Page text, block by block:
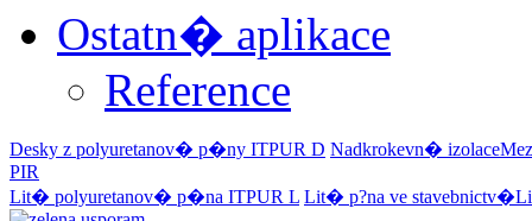
Ostatn� aplikace
Reference
Desky z polyuretanov� p�ny ITPUR D Nadkrokevn� izolace
PIR
Lit� polyuretanov� p�na ITPUR L Lit� p?na ve stavebnictv�